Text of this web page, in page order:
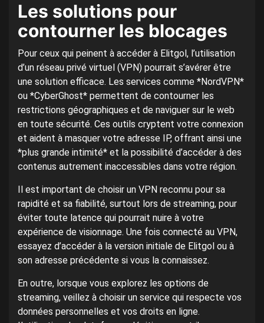
Les solutions pour
contourner les blocages
Pour ceux qui peinent à accéder à Elitgol, l’utilisation
d’un réseau privé virtuel (VPN) pourrait s’avérer être
une solution efficace. Les services comme *NordVPN*
ou *CyberGhost* permettent de contourner les
restrictions géographiques et de naviguer sur le web
en toute sécurité. Ces outils cryptent votre connexion
et aident à masquer votre adresse IP, offrant ainsi une
*plus grande intimité* et la possibilité d’accéder à des
contenus autrement inaccessibles dans votre région.
Il est important de choisir un VPN reconnu pour sa
rapidité et sa fiabilité, surtout lors de streaming, pour
éviter toute latence qui pourrait nuire à votre
expérience de visionnage. Une fois connecté au VPN,
essayez d’accéder à la version initiale de Elitgol ou à
son adresse précédente si vous la connaissez.
En outre, lorsque vous explorez les options de
streaming, veillez à choisir un service qui respecte vos
données personnelles et vos droits en ligne.